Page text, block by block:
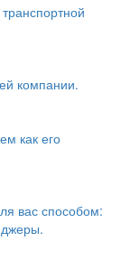
компании.
как его
вас способом: